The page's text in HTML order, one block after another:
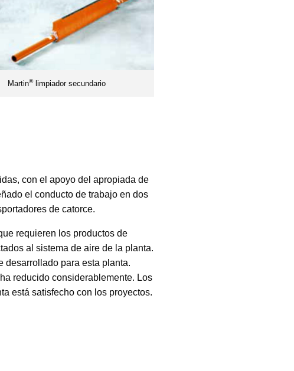
Martin®limpiador secundario
con el apoyo del apropiada de
el conducto de trabajo en dos
de catorce.
requieren los productos de
al sistema de aire de la planta.
desarrollado para esta planta.
reducido considerablemente. Los
está satisfecho con los proyectos.